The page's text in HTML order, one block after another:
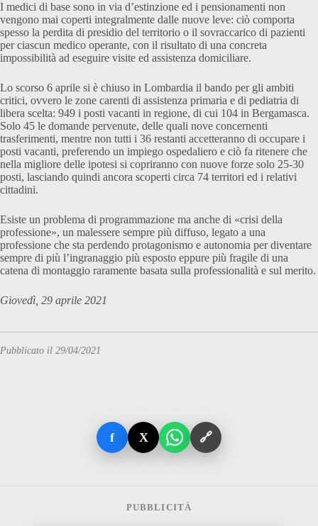
I medici di base sono in via d’estinzione ed i pensionamenti non
vengono mai coperti integralmente dalle nuove leve: ciò comporta
spesso la perdita di presidio del territorio o il sovraccarico di pazienti
per ciascun medico operante, con il risultato di una concreta
impossibilità ad eseguire visite ed assistenza domiciliare.
Lo scorso 6 aprile si è chiuso in Lombardia il bando per gli ambiti
critici, ovvero le zone carenti di assistenza primaria e di pediatria di
libera scelta: 949 i posti vacanti in regione, di cui 104 in Bergamasca.
Solo 45 le domande pervenute, delle quali nove concernenti
trasferimenti, mentre non tutti i 36 restanti accetteranno di occupare i
posti vacanti, preferendo un impiego ospedaliero e ciò fa ritenere che
nella migliore delle ipotesi si copriranno con nuove forze solo 25-30
posti, lasciando quindi ancora scoperti circa 74 territori ed i relativi
cittadini.
Esiste un problema di programmazione ma anche di «crisi della
professione», un malessere sempre più diffuso, legato a una
professione che sta perdendo protagonismo e autonomia per diventare
sempre di più l’ingranaggio più esposto eppure più fragile di una
catena di montaggio raramente basata sulla professionalità e sul merito.
Giovedì, 29 aprile 2021
Pubblicato il 29/04/2021
f X 🔗
PUBBLICITÀ